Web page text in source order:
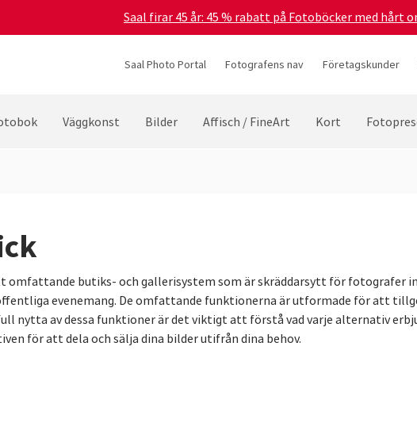
Saal firar 45 år: 45 % rabatt på Fotoböcker med hårt
Saal Photo Portal Fotografens nav Företagskunder
Väggkonst Bilder Affisch / FineArt Kort
omfattande butiks- och gallerisystem som är skräddarsytt för fotografer
evenemang. De omfattande funktionerna är utformade för att
nytta av dessa funktioner är det viktigt att förstå vad varje alternativ
för att dela och sälja dina bilder utifrån dina behov.